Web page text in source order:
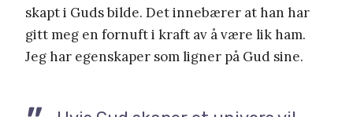
skapt i Guds bilde. Det innebærer at han har
gitt meg en fornuft i kraft av å være lik ham.
Jeg har egenskaper som ligner på Gud sine.